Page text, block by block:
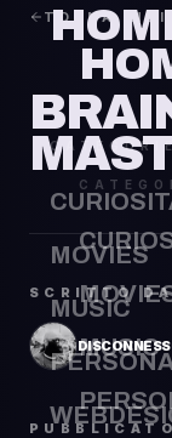
MOVIES
MUSIC
MUSIC
TORNA
SCRITTO DA